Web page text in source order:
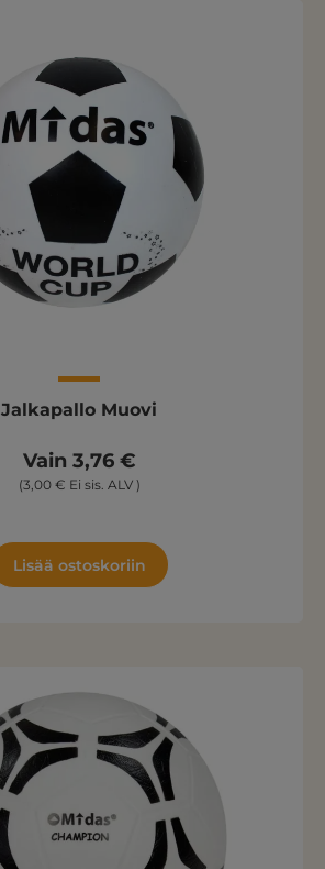
Jalkapallo Muovi
Vain 3,76 €
(3,00 € Ei sis. ALV )
Lisää ostoskoriin